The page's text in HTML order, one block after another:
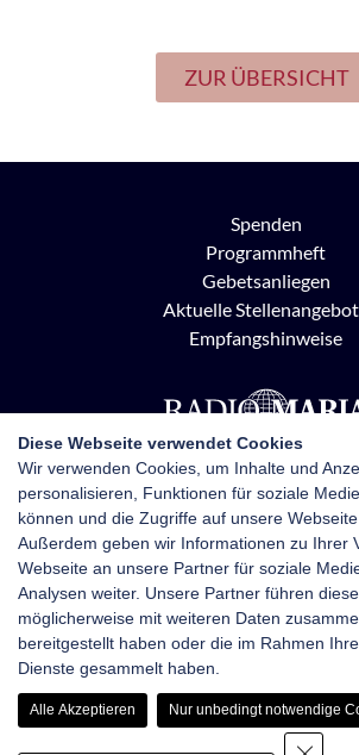
ZUR ÜBERSICHT
Spenden
Programmheft
Gebetsanliegen
Aktuelle
Empfangshinweise
Radio Maria
Pottendorfer Straße 21,
+43 1 710 70 72
kontakt@radiomaria.at
Impressum Netiquette
Haftungsausschluss
Diese Webseite verwendet Cookies
Wir verwenden Cookies, um Inhalte und
personalisieren, Funktionen für soziale
können und die Zugriffe auf unsere Webseite
Außerdem geben wir Informationen zu Ihrer
Webseite an unsere Partner für soziale
Analysen weiter. Unsere Partner führen
möglicherweise mit weiteren Daten
bereitgestellt haben oder die im Rahmen
Dienste gesammelt haben.
Alle Akzeptieren Nur unbedingt notwendige